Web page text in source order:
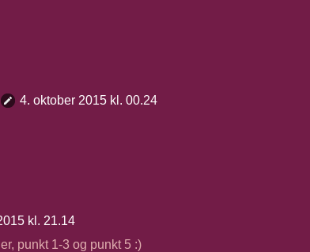
4. oktober 2015 kl. 00.24
kl. 21.14
punkt 1-3 og punkt 5 :)